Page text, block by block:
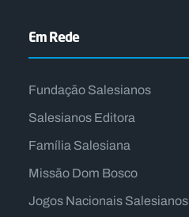
Em Rede
Fundação Salesianos
Salesianos Editora
Família Salesiana
Missão Dom Bosco
Jogos Nacionais Salesianos